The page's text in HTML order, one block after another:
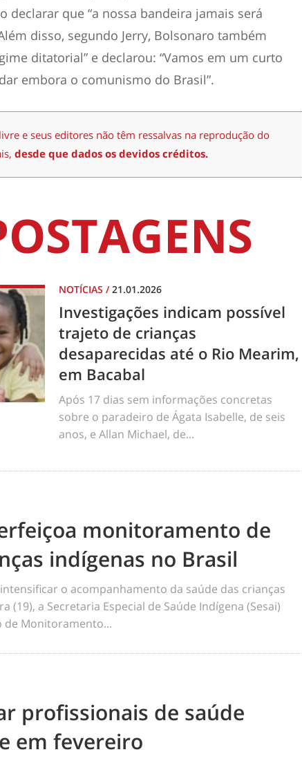
declarar que “a nossa bandeira jamais será
disso, segundo Jerry, Bolsonaro também
ditatorial” e declarou: “Vamos em um curto
embora o comunismo do Brasil”.
e seus editores não têm ressalvas na reprodução do
desde que dados os devidos créditos.
NOTÍCIAS /21.01.2026
Investigações indicam possível
trajeto de crianças
desaparecidas até o Rio Mearim,
em Bacabal
Após 17 dias sem informações concretas
sobre o paradeiro de Ágata Isabelle, de seis
anos, e Allan Michael, de...
monitoramento de
indígenas no Brasil
o acompanhamento da saúde das crianças
(19), a Secretaria Especial de Saúde Indígena (Sesai)
Monitoramento...
profissionais de saúde
em fevereiro